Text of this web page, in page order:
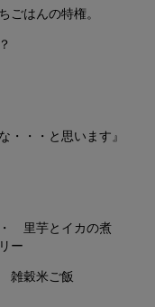
ごはんの特権。
・・・と思います』
イカの煮
ー
雑穀米ご飯